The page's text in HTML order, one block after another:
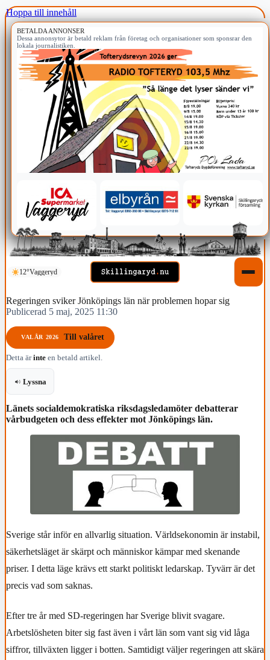
Hoppa till innehåll
BETALDA ANNONSER
Dessa annonsytor är betald reklam från företag och organisationer som sponsrar den
lokala journalistiken.
12°Vaggeryd
Regeringen sviker Jönköpings län när problemen hopar sig
Publicerad 5 maj, 2025 11:30
VALÅR 2026 Till valåret
Detta ärinte en betald artikel.
Lyssna
Länets socialdemokratiska riksdagsledamöter debatterar
vårbudgeten och dess effekter mot Jönköpings län.
Sverige står inför en allvarlig situation. Världsekonomin är instabil,
säkerhetsläget är skärpt och människor kämpar med skenande
priser. I detta läge krävs ett starkt politiskt ledarskap. Tyvärr är det
precis vad som saknas.
Efter tre år med SD-regeringen har Sverige blivit svagare.
Arbetslösheten biter sig fast även i vårt län som vant sig vid låga
siffror, tillväxten ligger i botten. Samtidigt väljer regeringen att skära